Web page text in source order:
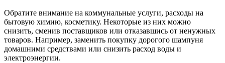
Обратите внимание на коммунальные услуги, расходы на
бытовую химию, косметику. Некоторые из них можно
снизить, сменив поставщиков или отказавшись от ненужных
товаров. Например, заменить покупку дорогого шампуня
домашними средствами или снизить расход воды и
электроэнергии.